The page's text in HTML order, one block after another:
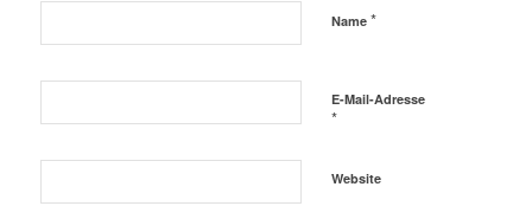
Name *
E-Mail-Adresse
*
Website